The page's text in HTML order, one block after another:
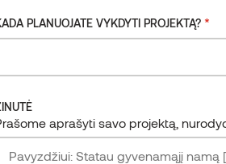
PLANUOJATE VYKDYTI PROJEKTĄ? *
aprašyti savo projektą,